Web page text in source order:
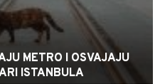
METRO I OSVAJAJU
ISTANBULA